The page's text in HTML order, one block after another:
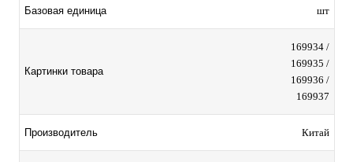
Базовая единица шт
Картинки товара
169934 /
169935 /
169936 /
169937
Производитель Китай